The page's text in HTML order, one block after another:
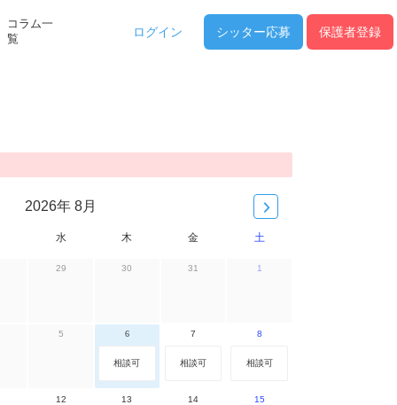
コラム一
覧
ログイン シッター応募 保護者登録
2026年 8月
水 木 金 土
29 30 31 1
5 6
相談可
7
相談可
8
相談可
12 13 14 15